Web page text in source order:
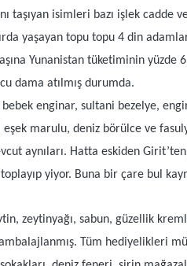
isimleri bazı işlek cadde
yaşayan topu topu 4 din
Yunanistan tüketiminin yüzde
dama atılmış durumda.
enginar, sultani bezelye,
marulu, deniz börülce ve
aynıları. Hatta eskiden
yiyor. Buna bir çare bul
zeytinyağı, sabun, güzellik
Tüm hediyelikleri